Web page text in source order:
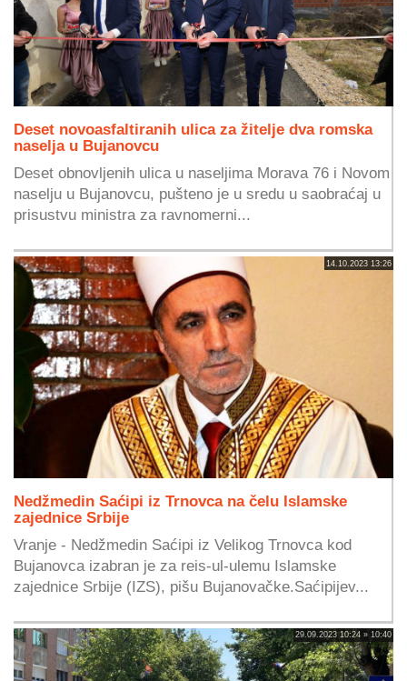
Deset novoasfaltiranih ulica za žitelje dva romska
naselja u Bujanovcu
Deset obnovljenih ulica u naseljima Morava 76 i Novom
naselju u Bujanovcu, pušteno je u sredu u saobraćaj u
prisustvu ministra za ravnomerni...
14.10.2023 13:26
Nedžmedin Saćipi iz Trnovca na čelu Islamske
zajednice Srbije
Vranje - Nedžmedin Saćipi iz Velikog Trnovca kod
Bujanovca izabran je za reis-ul-ulemu Islamske
zajednice Srbije (IZS), pišu Bujanovačke.Saćipijev...
29.09.2023 10:24 » 10:40